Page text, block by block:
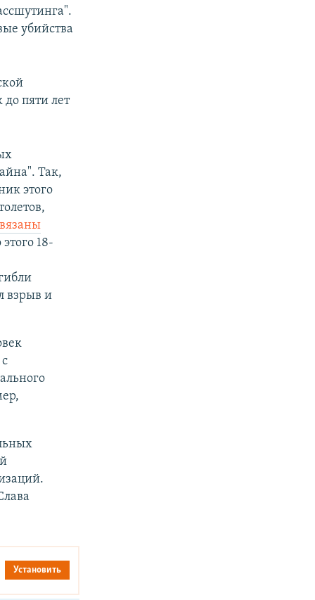
убийства
пяти лет
Так,
этого
18-
взрыв и
Установить